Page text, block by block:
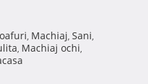
, Machiaj, Sani,
, Machiaj ochi,